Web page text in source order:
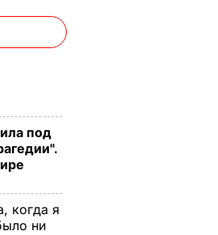
под
когда я
ни